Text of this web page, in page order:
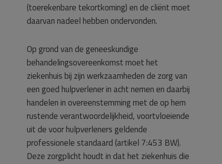
(toerekenbare tekortkoming) en de cliënt moet
daarvan nadeel hebben ondervonden.
Op grond van de geneeskundige
behandelingsovereenkomst moet het
ziekenhuis bij zijn werkzaamheden de zorg van
een goed hulpverlener in acht nemen en daarbij
handelen in overeenstemming met de op hem
rustende verantwoordelijkheid, voortvloeiende
uit de voor hulpverleners geldende
professionele standaard (artikel 7:453 BW).
Deze zorgplicht houdt in dat het ziekenhuis die